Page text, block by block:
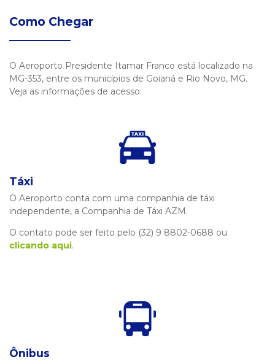
Como Chegar
O Aeroporto Presidente Itamar Franco está localizado na
MG-353, entre os municípios de Goianá e Rio Novo, MG.
Veja as informações de acesso:
Táxi
O Aeroporto conta com uma companhia de táxi
independente, a Companhia de Táxi AZM.
O contato pode ser feito pelo (32) 9 8802-0688 ou
clicando aqui.
Ônibus